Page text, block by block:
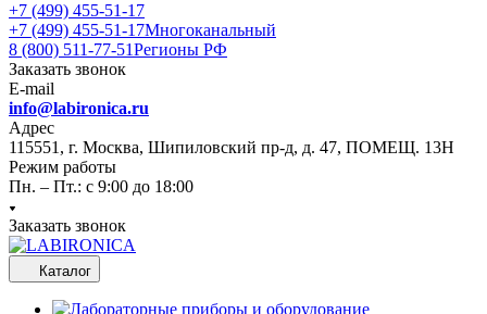
+7 (499) 455-51-17
+7 (499) 455-51-17Многоканальный
8 (800) 511-77-51Регионы РФ
Заказать звонок
E-mail
info@labironica.ru
Адрес
115551, г. Москва, Шипиловский пр-д, д. 47, ПОМЕЩ. 13Н
Режим работы
Пн. – Пт.: с 9:00 до 18:00
Заказать звонок
Каталог